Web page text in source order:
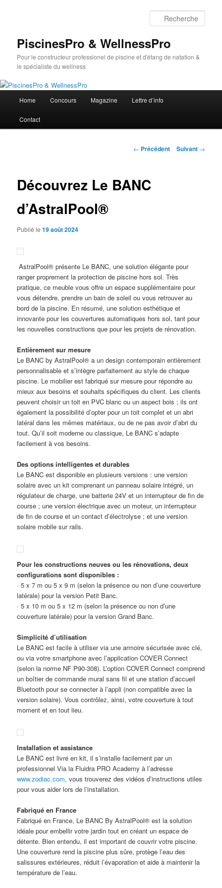
PiscinesPro & WellnessPro
Pour le constructeur professionel de piscine et d'étang de natation &
le spécialiste du wellness
principal
Home Concours Magazine Lettre d’info
Contact
Navigation
← Précédent Suivant →
Découvrez Le BANC
d’AstralPool®
Publié le19 août 2024
AstralPool® présente Le BANC, une solution élégante pour
ranger proprement la protection de piscine hors sol. Très
pratique, ce meuble vous offre un espace supplémentaire pour
vous détendre, prendre un bain de soleil ou vous retrouver au
bord de la piscine. En résumé, une solution esthétique et
innovante pour les couvertures automatiques hors sol, tant pour
les nouvelles constructions que pour les projets de rénovation.
Entièrement sur mesure
Le BANC by AstralPool® a un design contemporain entièrement
personnalisable et s’intègre parfaitement au style de chaque
piscine. Le mobilier est fabriqué sur mesure pour répondre au
mieux aux besoins et souhaits spécifiques du client. Les clients
peuvent choisir un toit en PVC blanc ou un aspect bois ; ils ont
également la possibilité d’opter pour un toit complet et un abri
latéral dans les mêmes matériaux, ou de ne pas avoir d’abri du
tout. Qu’il soit moderne ou classique, Le BANC s’adapte
facilement à vos besoins.
Des options intelligentes et durables
Le BANC est disponible en plusieurs versions : une version
solaire avec un kit comprenant un panneau solaire intégré, un
régulateur de charge, une batterie 24V et un interrupteur de fin de
course ; une version électrique avec un moteur, un interrupteur
de fin de course et un contact d’électrolyse ; et une version
solaire mobile sur rails.
Pour les constructions neuves ou les rénovations, deux
configurations sont disponibles :
· 5 x 7 m ou 5 x 9 m (selon la présence ou non d’une couverture
latérale) pour la version Petit Banc.
· 5 x 10 m ou 5 x 12 m (selon la présence ou non d’une
couverture latérale) pour la version Grand Banc.
Simplicité d’utilisation
Le BANC est facile à utiliser via une armoire sécurisée avec clé,
ou via votre smartphone avec l’application COVER Connect
(selon la norme NF P90-308). L’option COVER Connect comprend
un boîtier de commande mural sans fil et une station d’accueil
Bluetooth pour se connecter à l’appli (non compatible avec la
version solaire). Vous contrôlez, ainsi, votre couverture à tout
moment et en tout lieu.
Installation et assistance
Le BANC est livré en kit, il s’installe facilement par un
professionnel Via la Fluidra PRO Academy à l’adresse
www.zodiac.com, vous trouverez des vidéos d’instructions utiles
pour vous aider lors de l’installation.
Fabriqué en France
Fabriqué en France, Le BANC By AstralPool® est la solution
idéale pour embellir votre jardin tout en créant un espace de
détente. Bien entendu, il est important de couvrir votre piscine.
Une couverture rend la piscine plus sûre, protège l’eau des
salissures extérieures, réduit l’évaporation et aide à maintenir la
température de l’eau.